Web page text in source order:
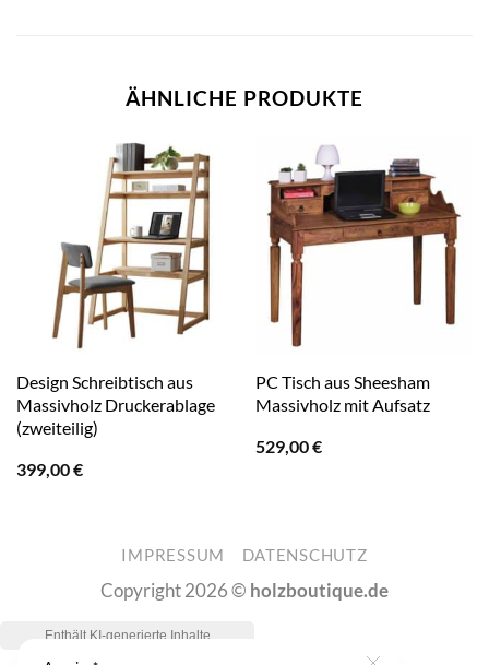
ÄHNLICHE PRODUKTE
Design Schreibtisch aus
Massivholz Druckerablage
(zweiteilig)
399,00€
PC Tisch aus Sheesham
Massivholz mit Aufsatz
529,00€
IMPRESSUM DATENSCHUTZ
Copyright 2026 © holzboutique.de